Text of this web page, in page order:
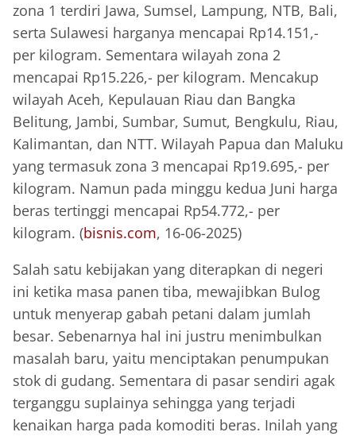
zona 1 terdiri Jawa, Sumsel, Lampung, NTB, Bali,
serta Sulawesi harganya mencapai Rp14.151,-
per kilogram. Sementara wilayah zona 2
mencapai Rp15.226,- per kilogram. Mencakup
wilayah Aceh, Kepulauan Riau dan Bangka
Belitung, Jambi, Sumbar, Sumut, Bengkulu, Riau,
Kalimantan, dan NTT. Wilayah Papua dan Maluku
yang termasuk zona 3 mencapai Rp19.695,- per
kilogram. Namun pada minggu kedua Juni harga
beras tertinggi mencapai Rp54.772,- per
kilogram. (bisnis.com, 16-06-2025)
Salah satu kebijakan yang diterapkan di negeri
ini ketika masa panen tiba, mewajibkan Bulog
untuk menyerap gabah petani dalam jumlah
besar. Sebenarnya hal ini justru menimbulkan
masalah baru, yaitu menciptakan penumpukan
stok di gudang. Sementara di pasar sendiri agak
terganggu suplainya sehingga yang terjadi
kenaikan harga pada komoditi beras. Inilah yang